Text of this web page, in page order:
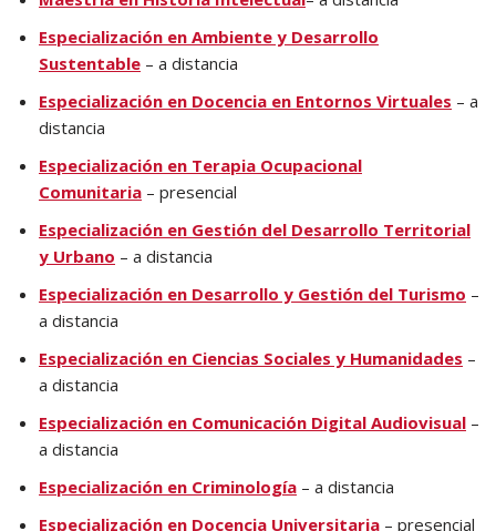
Especialización en Ambiente y Desarrollo
Sustentable – a distancia
Especialización en Docencia en Entornos Virtuales – a
distancia
Especialización en Terapia Ocupacional
Comunitaria – presencial
Especialización en Gestión del Desarrollo Territorial
y Urbano – a distancia
Especialización en Desarrollo y Gestión del Turismo –
a distancia
Especialización en Ciencias Sociales y Humanidades –
a distancia
Especialización en Comunicación Digital Audiovisual –
a distancia
Especialización en Criminología – a distancia
Especialización en Docencia Universitaria – presencial